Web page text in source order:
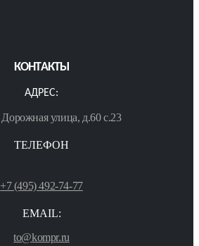
КОНТАКТЫ
АДРЕС:
улица, д.60 с.23
ТЕЛЕФОН
+7 (495) 492-74-77
EMAIL:
to@kompr.ru